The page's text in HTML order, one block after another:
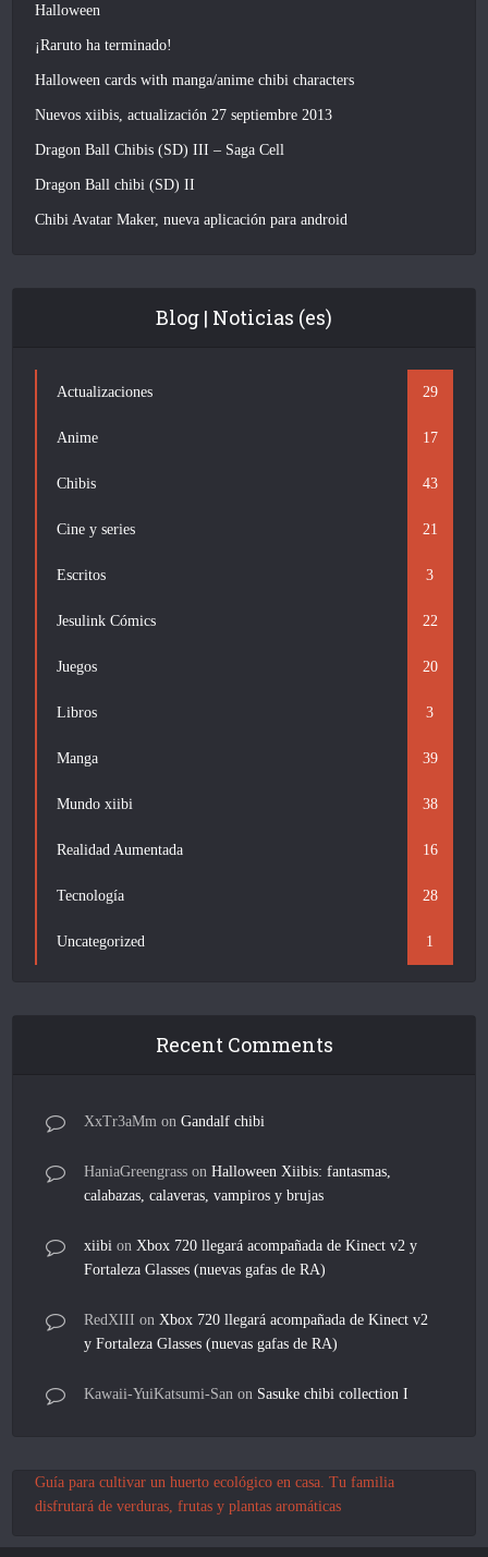
Halloween
¡Raruto ha terminado!
Halloween cards with manga/anime chibi characters
Nuevos xiibis, actualización 27 septiembre 2013
Dragon Ball Chibis (SD) III – Saga Cell
Dragon Ball chibi (SD) II
Chibi Avatar Maker, nueva aplicación para android
Blog | Noticias (es)
Actualizaciones 29
Anime 17
Chibis 43
Cine y series 21
Escritos 3
Jesulink Cómics 22
Juegos 20
Libros 3
Manga 39
Mundo xiibi 38
Realidad Aumentada 16
Tecnología 28
Uncategorized 1
Recent Comments
XxTr3aMm onGandalf chibi
HaniaGreengrass onHalloween Xiibis: fantasmas,
calabazas, calaveras, vampiros y brujas
xiibi on Xbox 720 llegará acompañada de Kinect v2 y
Fortaleza Glasses (nuevas gafas de RA)
RedXIII on Xbox 720 llegará acompañada de Kinect v2
y Fortaleza Glasses (nuevas gafas de RA)
Kawaii-YuiKatsumi-San on Sasuke chibi collection I
Guía para cultivar un huerto ecológico en casa. Tu familia
disfrutará de verduras, frutas y plantas aromáticas